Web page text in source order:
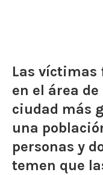
Las víctimas
en el área
ciudad más
una
personas y
temen que